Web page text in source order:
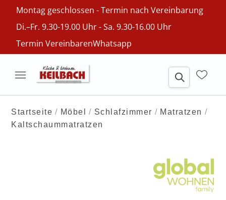
Montag geschlossen - Termin nach Vereinbarung
Di.–Fr. 9.30-19.00 Uhr - Sa. 9.30-16.00 Uhr
Termin VereinbarenWhatsapp
Startseite Möbel Schlafzimmer
Matratzen
Kaltschaummatratzen